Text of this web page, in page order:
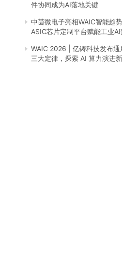
件协同成为AI落地关键
中茵微电子亮相WAIC智能趋
ASIC芯片定制平台赋能工业
WAIC 2026 | 亿铸科技发布通
三大定律，探索 AI 算力演进